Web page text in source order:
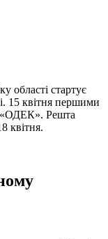
області стартує
15 квітня першими
Решта
квітня.